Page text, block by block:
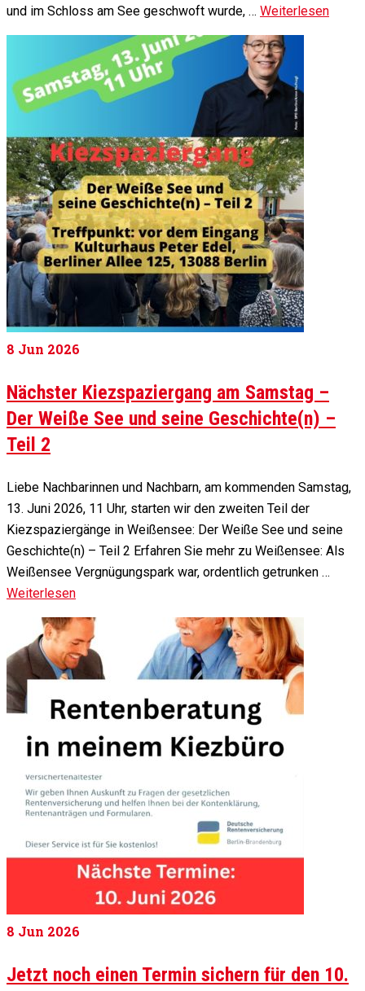
und im Schloss am See geschwoft wurde, … Weiterlesen
8 Jun 2026
Nächster Kiezspaziergang am Samstag –
Der Weiße See und seine Geschichte(n) –
Teil 2
Liebe Nachbarinnen und Nachbarn, am kommenden Samstag,
13. Juni 2026, 11 Uhr, starten wir den zweiten Teil der
Kiezspaziergänge in Weißensee: Der Weiße See und seine
Geschichte(n) – Teil 2 Erfahren Sie mehr zu Weißensee: Als
Weißensee Vergnügungspark war, ordentlich getrunken …
Weiterlesen
8 Jun 2026
Jetzt noch einen Termin sichern für den 10.